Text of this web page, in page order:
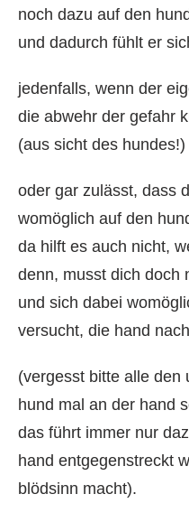
noch dazu auf den
und dadurch fühlt er
jedenfalls, wenn der
die abwehr der gefahr
(aus sicht des hundes!)
oder gar zulässt, dass
womöglich auf den
da hilft es auch nicht,
denn, musst dich doch
und sich dabei
versucht, die hand
(vergesst bitte alle den
hund mal an der hand
das führt immer nur
hand entgegenstreckt
blödsinn macht).